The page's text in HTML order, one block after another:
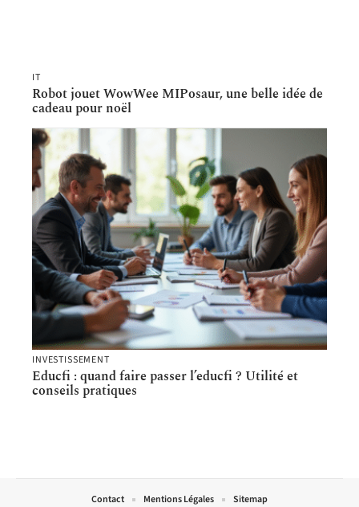
IT
Robot jouet WowWee MIPosaur, une belle idée de
cadeau pour noël
INVESTISSEMENT
Educfi : quand faire passer l’educfi ? Utilité et
conseils pratiques
Contact Mentions Légales Sitemap